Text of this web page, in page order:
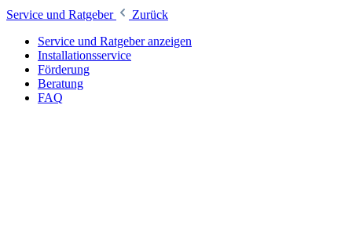
Service und Ratgeber
Zurück
Service und Ratgeber anzeigen
Installationsservice
Förderung
Beratung
FAQ